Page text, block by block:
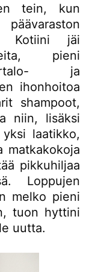
tein, kun
Kotiini jäi
pieni
ja
ihonhoitoa
shampoot,
niin, lisäksi
laatikko,
matkakokoja
pikkuhiljaa
Loppujen
melko pieni
tuon hyttini
uutta.